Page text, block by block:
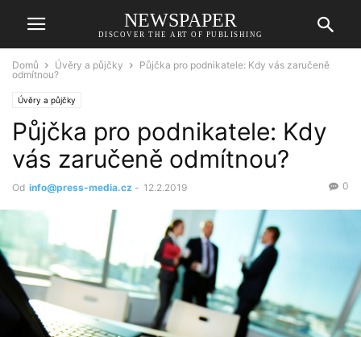
NEWSPAPER
DISCOVER THE ART OF PUBLISHING
Domů Úvěry a půjčky
Půjčka pro podnikatele: Kdy vás zaručeně
odmítnou?
Úvěry a půjčky
Půjčka pro podnikatele: Kdy
vás zaručeně odmítnou?
Od info@press-media.cz - 12.2.2019 0